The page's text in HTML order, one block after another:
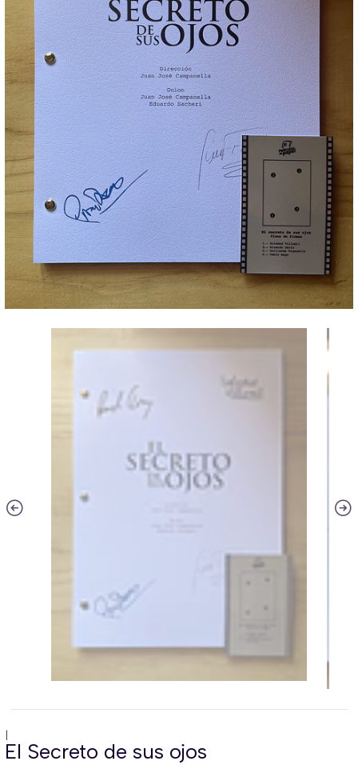
|
El Secreto de sus ojos